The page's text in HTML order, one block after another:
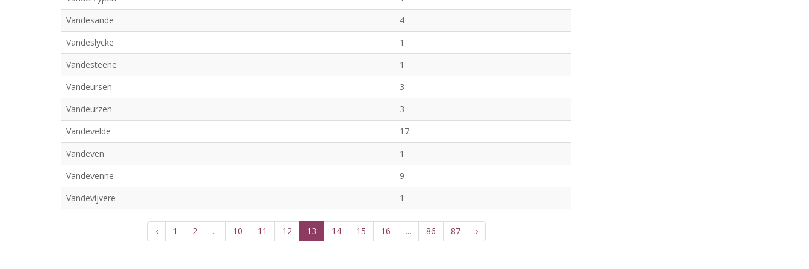
Vandesande
4
Vandeslycke
1
Vandesteene
1
Vandeursen
3
Vandeurzen
3
Vandevelde
17
Vandeven
1
Vandevenne
9
Vandevijvere
1
‹ 1 2 ... 10 11 12 13 14 15 16 ... 86 87 ›